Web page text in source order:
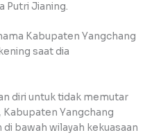
Putri Jianing.
Kabupaten Yangchang
saat dia
diri untuk tidak memutar
Kabupaten Yangchang
bawah wilayah kekuasaan